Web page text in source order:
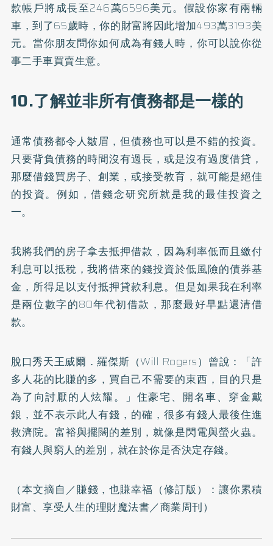
款帳戶將成長至246萬6596美元。假設你家有兩輛
車，到了65歲時，你的財富將因此增加493萬3193美
元。當你朋友問你如何成為有錢人時，你可以說你從
事二手車買賣生意。
10.了解並非所有債務都是一樣的
通常債務都令人皺眉，但債務也可以是不錯的投資。
只要背負債務的時間沒有過長，或是沒有過度借貸，
那麼借錢買房子、創業，或接受教育，就可能是絕佳
的投資。例如，借錢念研究所就是我的最佳投資之
一。
我將我們的房子拿去抵押借款，因為利率低而且繳付
利息可以抵稅，我將借來的錢投資於低風險的債券基
金，所得足以支付抵押貸款利息。但是如果我在利率
是兩位數字的80年代初借款，那麼最好早點還清借
款。
脫口秀天王威爾．羅傑斯（Will Rogers）曾說：「許
多人花的比賺的多，買自己不需要的東西，目的只是
為了向討厭的人炫耀。」住豪宅、開名車、穿金戴
銀，並不表示此人有錢，的確，很多有錢人最後住進
救濟院。富裕與擺闊的差別，就像是閃電與螢火蟲。
有錢人與窮人的差別，就在於你是否決定存錢。
（本文摘自／賺錢，也賺幸福（修訂版）：讓你累積
財富、享受人生的理財魔法書／商業周刊）